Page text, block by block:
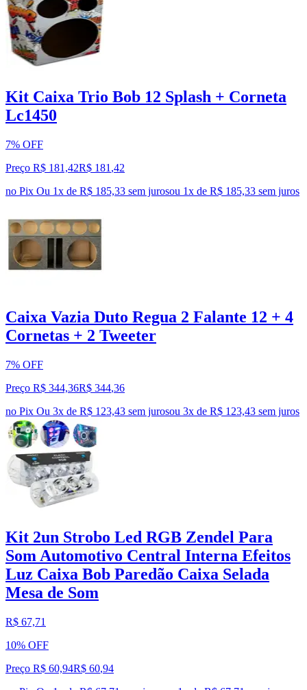
Kit Caixa Trio Bob 12 Splash + Corneta
Lc1450
7% OFF
Preço R$ 181,42R$ 181 ,42
no Pix Ou 1x de R$ 185,33 sem jurosou 1x de R$ 185,33 sem juros
Caixa Vazia Duto Regua 2 Falante 12 + 4
Cornetas + 2 Tweeter
7% OFF
Preço R$ 344,36R$ 344,36
no Pix Ou 3x de R$ 123,43 sem jurosou 3x de R$ 123,43 sem juros
Kit 2un Strobo Led RGB Zendel Para
Som Automotivo Central Interna Efeitos
Luz Caixa Bob Paredão Caixa Selada
Mesa de Som
R$ 67,71
10% OFF
Preço R$ 60,94R$ 60,94